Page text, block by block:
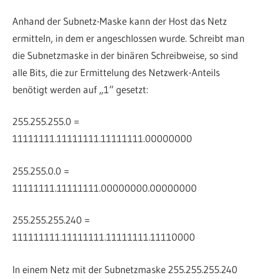
Anhand der Subnetz-Maske kann der Host das Netz
ermitteln, in dem er angeschlossen wurde. Schreibt man
die Subnetzmaske in der binären Schreibweise, so sind
alle Bits, die zur Ermittelung des Netzwerk-Anteils
benötigt werden auf „1“ gesetzt:
255.255.255.0 =
11111111.11111111.11111111.00000000
255.255.0.0 =
11111111.11111111.00000000.00000000
255.255.255.240 =
111111111.11111111.11111111.11110000
In einem Netz mit der Subnetzmaske 255.255.255.240